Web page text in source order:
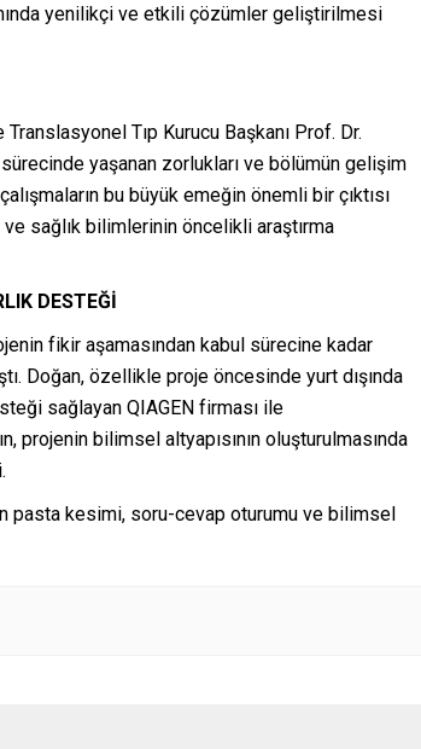
yenilikçi ve etkili çözümler geliştirilmesi
Tıp Kurucu Başkanı Prof. Dr.
yaşanan zorlukları ve bölümün gelişim
bu büyük emeğin önemli bir çıktısı
sağlık bilimlerinin öncelikli araştırma
DESTEĞİ
fikir aşamasından kabul sürecine kadar
Doğan, özellikle proje öncesinde yurt dışında
sağlayan QIAGEN firması ile
projenin bilimsel altyapısının oluşturulmasında
pasta kesimi, soru-cevap oturumu ve bilimsel